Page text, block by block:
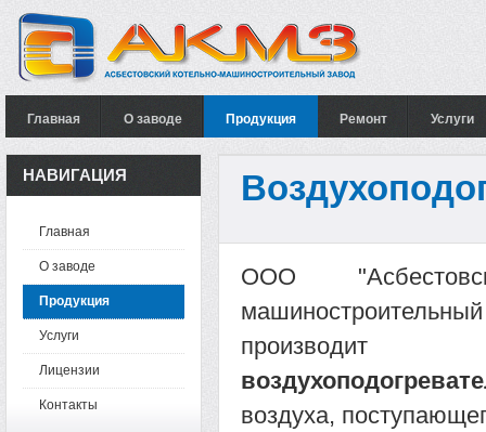
Главная О заводе Продукция Ремонт Услуги
ООО
воздуха,
НАВИГАЦИЯ
Главная
О заводе
Продукция
Услуги
Лицензии
Контакты